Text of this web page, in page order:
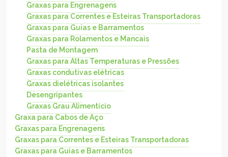
Graxas para Engrenagens
Graxas para Correntes e Esteiras Transportadoras
Graxas para Guias e Barramentos
Graxas para Rolamentos e Mancais
Pasta de Montagem
Graxas para Altas Temperaturas e Pressões
Graxas condutivas elétricas
Graxas dielétricas isolantes
Desengripantes
Graxas Grau Alimentício
Graxa para Cabos de Aço
Graxas para Engrenagens
Graxas para Correntes e Esteiras Transportadoras
Graxas para Guias e Barramentos